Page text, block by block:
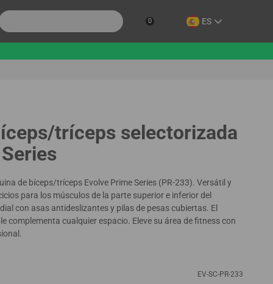
0 ES
tríceps selectorizada
de bíceps/tríceps Evolve Prime Series (PR-233). Versátil y
para los músculos de la parte superior e inferior del
con asas antideslizantes y pilas de pesas cubiertas. El
complementa cualquier espacio. Eleve su área de fitness con
EV-SC-PR-233